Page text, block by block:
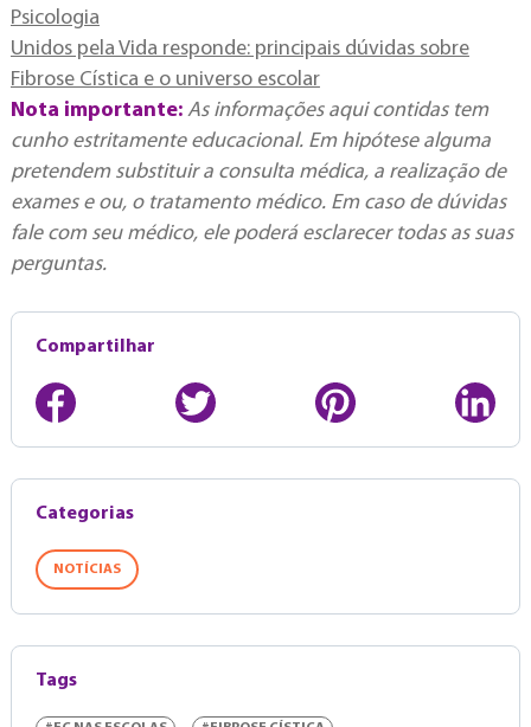
Psicologia
Unidos pela Vida responde: principais dúvidas sobre
Fibrose Cística e o universo escolar
Nota importante: As informações aqui contidas tem
cunho estritamente educacional. Em hipótese alguma
pretendem substituir a consulta médica, a realização de
exames e ou, o tratamento médico. Em caso de dúvidas
fale com seu médico, ele poderá esclarecer todas as suas
perguntas.
Compartilhar
Categorias
NOTÍCIAS
Tags